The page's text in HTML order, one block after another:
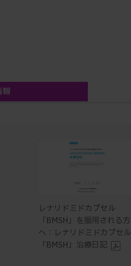
報
レナリドミドカプセル
「BMSH」を服用される方
へ：レナリドミドカプセル
「BMSH」治療日記